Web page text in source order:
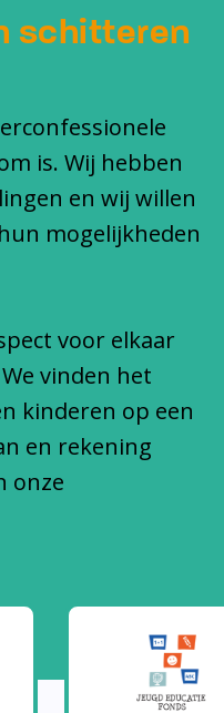
schitteren
is. Wij hebben
en wij willen
mogelijkheden
voor elkaar
vinden het
kinderen op een
en rekening
onze